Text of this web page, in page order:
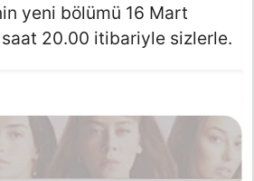
yeni bölümü 16 Mart
saat 20.00 itibariyle sizlerle.